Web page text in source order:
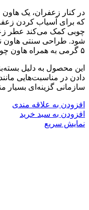
در کنار زعفران، یک هاون
که برای آسیاب کردن
چوبی کمک می‌کند عطر
شود. طراحی سنتی هاون
۵ گرمی به همراه هاون چوبی را جذاب‌تر کرده است.
این محصول به دلیل
دادن در مناسبت‌هایی
سازمانی گزینه‌ای
افزودن به علاقه مندی
افزودن به سبد خرید
نمایش سریع